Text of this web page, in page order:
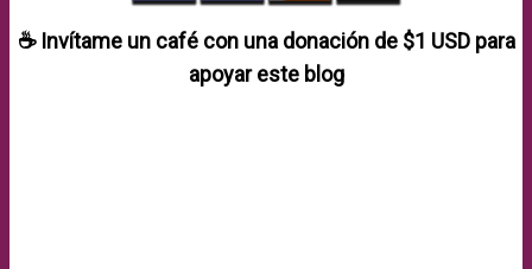
☕ Invítame un café con una donación de $1 USDpara
apoyar este blog